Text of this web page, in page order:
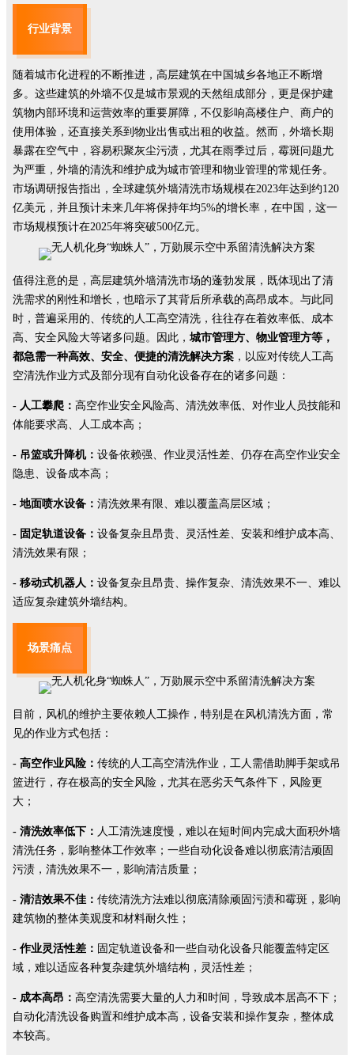
行业背景
随着城市化进程的不断推进，高层建筑在中国城乡各地正不断增
多。这些建筑的外墙不仅是城市景观的天然组成部分，更是保护建
筑物内部环境和运营效率的重要屏障，不仅影响高楼住户、商户的
使用体验，还直接关系到物业出售或出租的收益。然而，外墙长期
暴露在空气中，容易积聚灰尘污渍，尤其在雨季过后，霉斑问题尤
为严重，外墙的清洗和维护成为城市管理和物业管理的常规任务。
市场调研报告指出，全球建筑外墙清洗市场规模在2023年达到约120
亿美元，并且预计未来几年将保持年均5%的增长率，在中国，这一
市场规模预计在2025年将突破500亿元。
值得注意的是，高层建筑外墙清洗市场的蓬勃发展，既体现出了清
洗需求的刚性和增长，也暗示了其背后所承载的高昂成本。与此同
时，普遍采用的、传统的人工高空清洗，往往存在着效率低、成本
高、安全风险大等诸多问题。因此， 城市管理方、物业管理方等，
都急需一种高效、安全、便捷的清洗解决方案 ，以应对传统人工高
空清洗作业方式及部分现有自动化设备存在的诸多问题：
- 人工攀爬： 高空作业安全风险高、清洗效率低、对作业人员技能和
体能要求高、人工成本高；
- 吊篮或升降机： 设备依赖强、作业灵活性差、仍存在高空作业安全
隐患、设备成本高；
- 地面喷水设备： 清洗效果有限、难以覆盖高层区域；
- 固定轨道设备： 设备复杂且昂贵、灵活性差、安装和维护成本高、
清洗效果有限；
- 移动式机器人： 设备复杂且昂贵、操作复杂、清洗效果不一、难以
适应复杂建筑外墙结构。
场景痛点
目前，风机的维护主要依赖人工操作，特别是在风机清洗方面，常
见的作业方式包括：
- 高空作业风险： 传统的人工高空清洗作业，工人需借助脚手架或吊
篮进行，存在极高的安全风险，尤其在恶劣天气条件下，风险更
大；
- 清洗效率低下： 人工清洗速度慢，难以在短时间内完成大面积外墙
清洗任务，影响整体工作效率；一些自动化设备难以彻底清洁顽固
污渍，清洗效果不一，影响清洁质量；
- 清洁效果不佳： 传统清洗方法难以彻底清除顽固污渍和霉斑，影响
建筑物的整体美观度和材料耐久性；
- 作业灵活性差： 固定轨道设备和一些自动化设备只能覆盖特定区
域，难以适应各种复杂建筑外墙结构，灵活性差；
- 成本高昂： 高空清洗需要大量的人力和时间，导致成本居高不下；
自动化清洗设备购置和维护成本高，设备安装和操作复杂，整体成
本较高。